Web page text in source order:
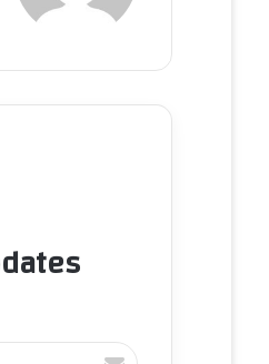
أ